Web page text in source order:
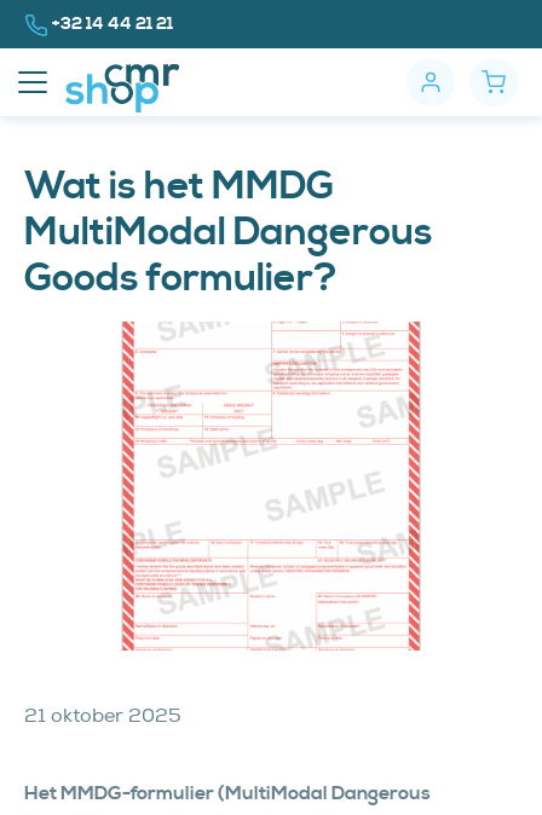
Naar inhoud
Bel ons op
+32 14 44 21 21
Wat is het MMDG
MultiModal Dangerous
Goods formulier?
21 oktober 2025
Het MMDG-formulier (MultiModal Dangerous